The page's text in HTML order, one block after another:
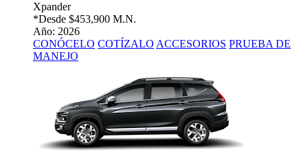
Xpander
*Desde $453,900 M.N.
Año: 2026
CONÓCELO COTÍZALO ACCESORIOS PRUEBA DE
MANEJO